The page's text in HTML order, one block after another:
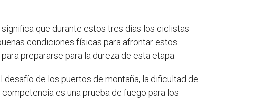
que durante estos tres días los ciclistas
condiciones físicas para afrontar estos
prepararse para la dureza de esta etapa.
desafío de los puertos de montaña, la dificultad de
es una prueba de fuego para los